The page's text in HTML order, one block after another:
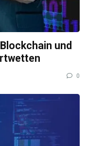
und
0